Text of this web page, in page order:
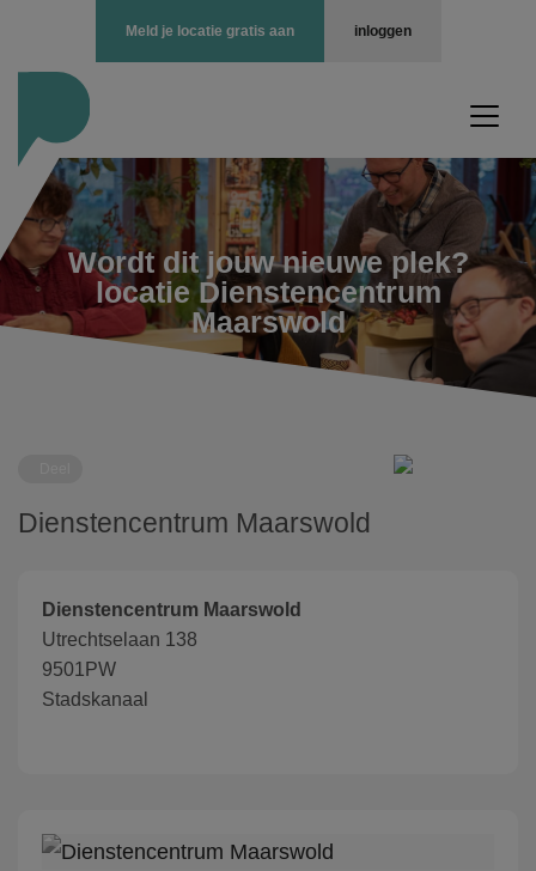
inloggen
Meld je locatie gratis aan
Wordt dit jouw nieuwe plek?
locatie Dienstencentrum
Maarswold
Dienstencentrum Maarswold
Dienstencentrum Maarswold
Utrechtselaan 138
9501PW
Stadskanaal